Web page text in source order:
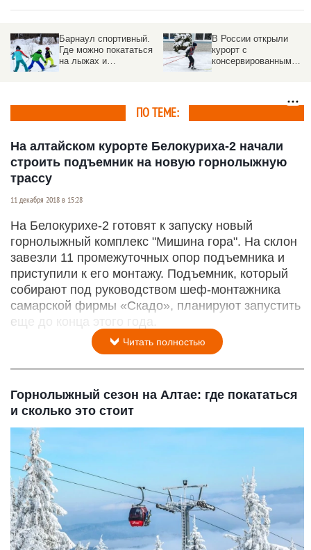
Барнаул спортивный.
Где можно покататься
на лыжах и
В России открыли
курорт с
консервированным
ПО ТЕМЕ:
На алтайском курорте Белокуриха-2 начали
строить подъемник на новую горнолыжную
трассу
11 декабря 2018 в 15:28
На Белокурихе-2 готовят к запуску новый
горнолыжный комплекс "Мишина гора". На склон
завезли 11 промежуточных опор подъемника и
приступили к его монтажу. Подъемник, который
собирают под руководством шеф-монтажника
самарской фирмы «Скадо», планируют запустить
еще до конца этого года.
Читать полностью
Горнолыжный сезон на Алтае: где покататься
и сколько это стоит